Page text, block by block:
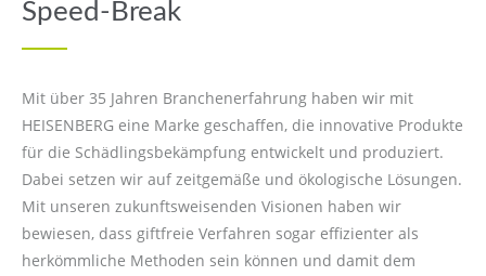
Speed-Break
Mit über 35 Jahren Branchenerfahrung haben wir mit
HEISENBERG eine Marke geschaffen, die innovative Produkte
für die Schädlingsbekämpfung entwickelt und produziert.
Dabei setzen wir auf zeitgemäße und ökologische Lösungen.
Mit unseren zukunftsweisenden Visionen haben wir
bewiesen, dass giftfreie Verfahren sogar effizienter als
herkömmliche Methoden sein können und damit dem